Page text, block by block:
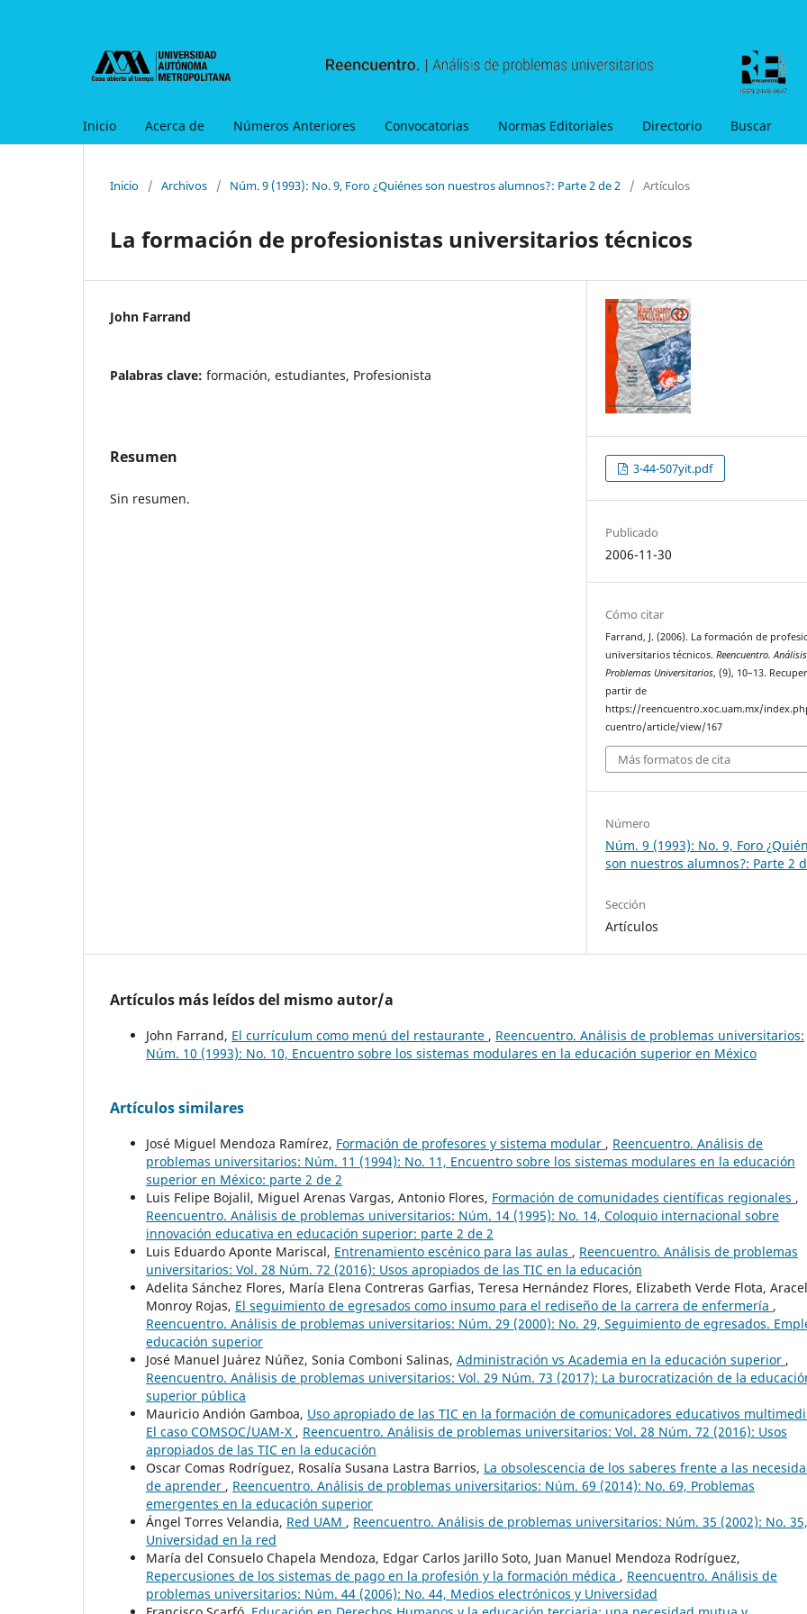
Inicio Acerca de Números Anteriores Convocatorias Normas Editoriales Directorio Buscar
Inicio / Archivos / Núm. 9 (1993): No. 9, Foro ¿Quiénes son nuestros alumnos?: Parte 2 de 2 / Artículos
La formación de profesionistas universitarios técnicos
John Farrand
Palabras clave: formación, estudiantes, Profesionista
Resumen
Sin resumen.
3-44-507yit.pdf
Publicado
2006-11-30
Cómo citar
Farrand, J. (2006). La formación de
universitarios técnicos.Reencuentro.
Problemas Universitarios, (9), 10–13.
partir de
https://reencuentro.xoc.uam.mx/
cuentro/article/view/167
Más formatos de cita
Número
Núm. 9 (1993): No. 9, Foro
son nuestros alumnos?: Parte 2
Sección
Artículos
Artículos más leídos del mismo autor/a
John Farrand, El currículum como menú del restaurante , Reencuentro. Análisis de problemas universitarios:
Núm. 10 (1993): No. 10, Encuentro sobre los sistemas modulares en la educación superior en México
Artículos similares
José Miguel Mendoza Ramírez, Formación de profesores y sistema modular , Reencuentro. Análisis de
problemas universitarios: Núm. 11 (1994): No. 11, Encuentro sobre los sistemas modulares en la educación
superior en México: parte 2 de 2
Luis Felipe Bojalil, Miguel Arenas Vargas, Antonio Flores, Formación de comunidades científicas regionales ,
Reencuentro. Análisis de problemas universitarios: Núm. 14 (1995): No. 14, Coloquio internacional sobre
innovación educativa en educación superior: parte 2 de 2
Luis Eduardo Aponte Mariscal, Entrenamiento escénico para las aulas , Reencuentro. Análisis de problemas
universitarios: Vol. 28 Núm. 72 (2016): Usos apropiados de las TIC en la educación
Adelita Sánchez Flores, María Elena Contreras Garfias, Teresa Hernández Flores, Elizabeth Verde Flota,
Monroy Rojas, El seguimiento de egresados como insumo para el rediseño de la carrera de enfermería ,
Reencuentro. Análisis de problemas universitarios: Núm. 29 (2000): No. 29, Seguimiento de egresados.
educación superior
José Manuel Juárez Núñez, Sonia Comboni Salinas, Administración vs Academia en la educación superior ,
Reencuentro. Análisis de problemas universitarios: Vol. 29 Núm. 73 (2017): La burocratización de la
superior pública
Mauricio Andión Gamboa, Uso apropiado de las TIC en la formación de comunicadores educativos
El caso COMSOC/UAM-X , Reencuentro. Análisis de problemas universitarios: Vol. 28 Núm. 72 (2016): Usos
apropiados de las TIC en la educación
Oscar Comas Rodríguez, Rosalía Susana Lastra Barrios, La obsolescencia de los saberes frente a las
de aprender , Reencuentro. Análisis de problemas universitarios: Núm. 69 (2014): No. 69, Problemas
emergentes en la educación superior
Ángel Torres Velandia, Red UAM , Reencuentro. Análisis de problemas universitarios: Núm. 35 (2002): No.
Universidad en la red
María del Consuelo Chapela Mendoza, Edgar Carlos Jarillo Soto, Juan Manuel Mendoza Rodríguez,
Repercusiones de los sistemas de pago en la profesión y la formación médica , Reencuentro. Análisis de
problemas universitarios: Núm. 44 (2006): No. 44, Medios electrónicos y Universidad